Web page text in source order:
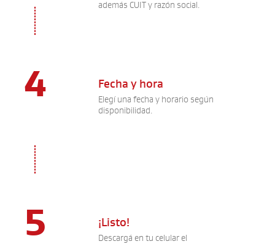
además CUIT y razón social.
4 Fecha y hora
Elegí una fecha y horario según
disponibilidad.
5 ¡Listo!
Descargá en tu celular el